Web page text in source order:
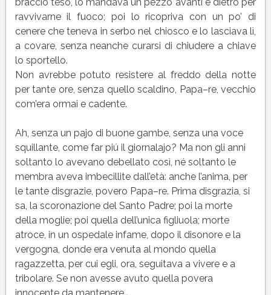
ravvivarne il fuoco; poi lo ricopriva con un po’ di
cenere che teneva in serbo nel chiosco e lo lasciava lì,
a covare, senza neanche curarsi di chiudere a chiave
lo sportello.
Non avrebbe potuto resistere al freddo della notte
per tante ore, senza quello scaldino, Papa–re, vecchio
com’era ormai e cadente.
Ah, senza un pajo di buone gambe, senza una voce
squillante, come far piú il giornalajo? Ma non gli anni
soltanto lo avevano debellato così, né soltanto le
membra aveva imbecillite dall’età: anche l’anima, per
le tante disgrazie, povero Papa–re. Prima disgrazia, si
sa, la scoronazione del Santo Padre; poi la morte
della moglie; poi quella dell’unica figliuola; morte
atroce, in un ospedale infame, dopo il disonore e la
vergogna, donde era venuta al mondo quella
ragazzetta, per cui egli, ora, seguitava a vivere e a
tribolare. Se non avesse avuto quella povera